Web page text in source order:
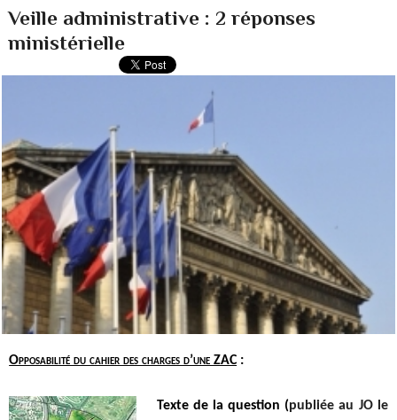
Veille administrative : 2 réponses
ministérielle
Opposabilité du cahier des charges d’une ZAC:
Texte de la question (publiée au JO le